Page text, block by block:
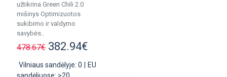
užtikrina Green Chili 2.0
mišinys Optimizuotos
sukibimo ir valdymo
savybės..
478.67€ 382.94€
Vilniaus sandėlyje: 0
EU